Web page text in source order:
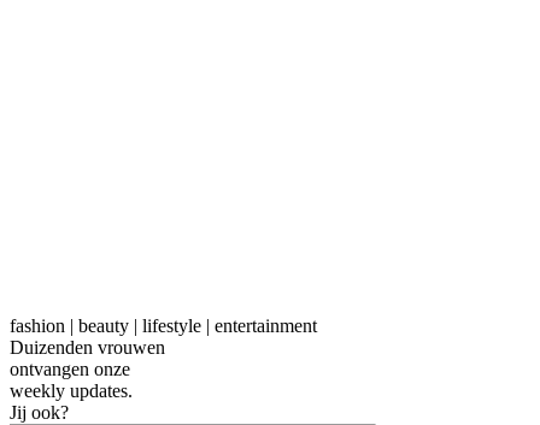
fashion | beauty | lifestyle | entertainment
Duizenden vrouwen
ontvangen onze
weekly updates.
Jij ook?